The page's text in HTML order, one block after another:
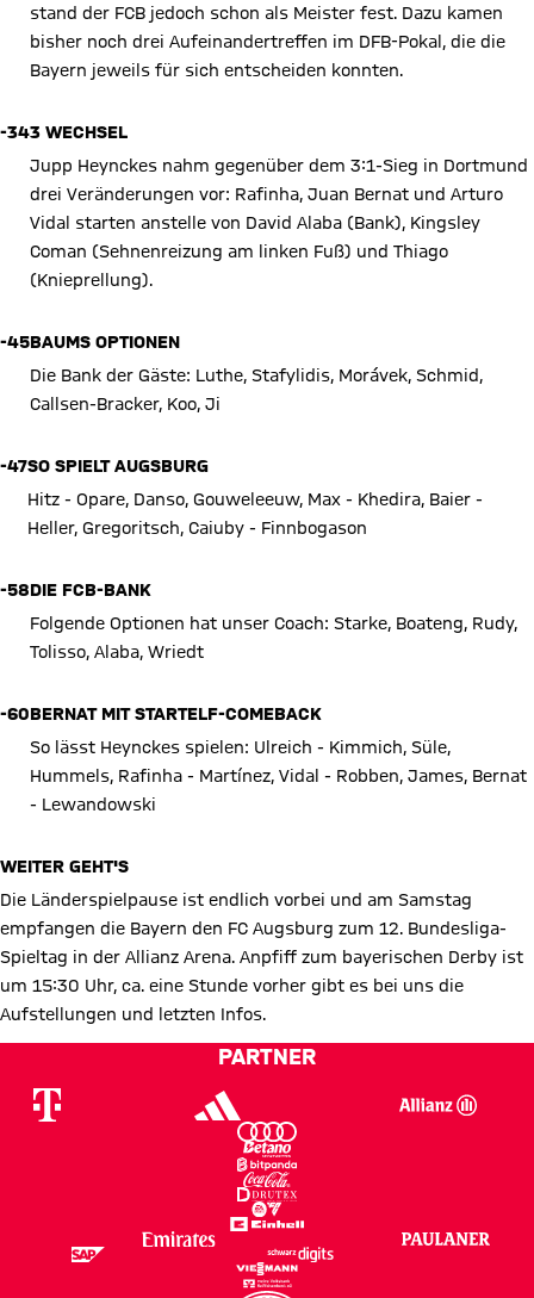
stand der FCB jedoch schon als Meister fest. Dazu kamen
bisher noch drei Aufeinandertreffen im DFB-Pokal, die die
Bayern jeweils für sich entscheiden konnten.
-343 WECHSEL
Jupp Heynckes nahm gegenüber dem 3:1-Sieg in Dortmund
drei Veränderungen vor: Rafinha, Juan Bernat und Arturo
Vidal starten anstelle von David Alaba (Bank), Kingsley
Coman (Sehnenreizung am linken Fuß) und Thiago
(Knieprellung).
-45BAUMS OPTIONEN
Die Bank der Gäste: Luthe, Stafylidis, Morávek, Schmid,
Callsen-Bracker, Koo, Ji
-47SO SPIELT AUGSBURG
Hitz - Opare, Danso, Gouweleeuw, Max - Khedira, Baier -
Heller, Gregoritsch, Caiuby - Finnbogason
-58DIE FCB-BANK
Folgende Optionen hat unser Coach: Starke, Boateng, Rudy,
Tolisso, Alaba, Wriedt
-60BERNAT MIT STARTELF-COMEBACK
So lässt Heynckes spielen: Ulreich - Kimmich, Süle,
Hummels, Rafinha - Martínez, Vidal - Robben, James, Bernat
- Lewandowski
WEITER GEHT'S
Die Länderspielpause ist endlich vorbei und am Samstag
empfangen die Bayern den FC Augsburg zum 12. Bundesliga-
Spieltag in der Allianz Arena. Anpfiff zum bayerischen Derby ist
um 15:30 Uhr, ca. eine Stunde vorher gibt es bei uns die
Aufstellungen und letzten Infos.
PARTNER